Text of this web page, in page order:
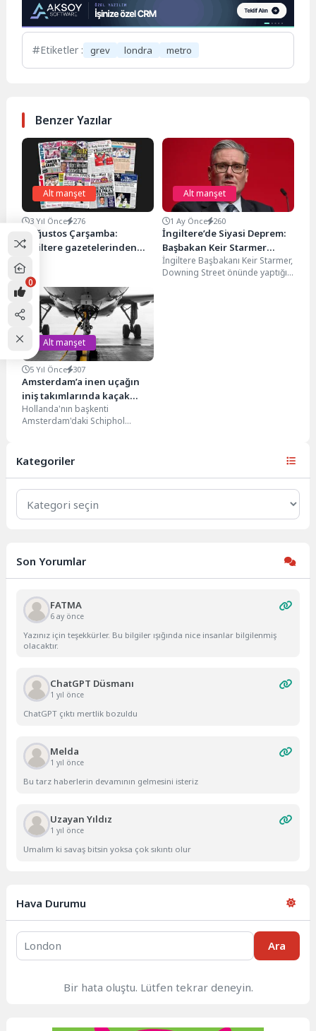
Etiketler : grev londra metro
Benzer Yazılar
Alt manşet
3 Yıl Önce 276
2 Ağustos Çarşamba:
İngiltere gazetelerinden
öne çıkan manşetler
Alt manşet
1 Ay Önce 260
İngiltere’de Siyasi Deprem:
Başbakan Keir Starmer
Görevden Ayrılıyor
İngiltere Başbakanı Keir Starmer,
Downing Street önünde yaptığı
Alt manşet
5 Yıl Önce 307
Amsterdam’a inen uçağın
iniş takımlarında kaçak
yolcu bulundu
Hollanda'nın başkenti
Amsterdam'daki Schiphol
kişi bulundu. Hollanda...
Kategoriler
Kategoriler
Son Yorumlar
FATMA
6 ay önce
Yazınız için teşekkürler. Bu bilgiler ışığında nice insanlar bilgilenmiş
olacaktır.
ChatGPT Düsmanı
1 yıl önce
ChatGPT çıktı mertlik bozuldu
Melda
1 yıl önce
Bu tarz haberlerin devamının gelmesini isteriz
Uzayan Yıldız
1 yıl önce
Umalım ki savaş bitsin yoksa çok sıkıntı olur
Hava Durumu
Ara
Bir hata oluştu. Lütfen tekrar deneyin.
0